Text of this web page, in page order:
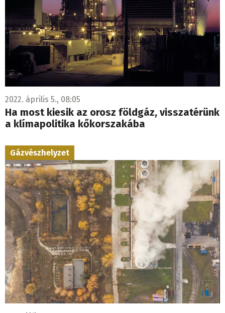
2022. április 5., 08:05
Ha most kiesik az orosz földgáz, visszatérünk
a klímapolitika kőkorszakába
Gázvészhelyzet